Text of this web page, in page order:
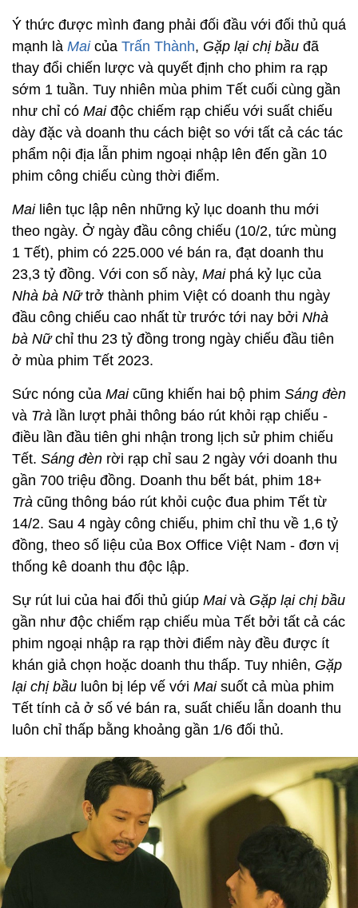
Ý thức được mình đang phải đối đầu với đối thủ quá
mạnh là Maicủa Trấn Thành, Gặp lại chị bầu đã
thay đổi chiến lược và quyết định cho phim ra rạp
sớm 1 tuần. Tuy nhiên mùa phim Tết cuối cùng gần
như chỉ có Maiđộc chiếm rạp chiếu với suất chiếu
dày đặc và doanh thu cách biệt so với tất cả các tác
phẩm nội địa lẫn phim ngoại nhập lên đến gần 10
phim công chiếu cùng thời điểm.
Mai liên tục lập nên những kỷ lục doanh thu mới
theo ngày. Ở ngày đầu công chiếu (10/2, tức mùng
1 Tết), phim có 225.000 vé bán ra, đạt doanh thu
23,3 tỷ đồng. Với con số này, Mai phá kỷ lục của
Nhà bà Nữtrở thành phim Việt có doanh thu ngày
đầu công chiếu cao nhất từ trước tới nay bởi Nhà
bà Nữchỉ thu 23 tỷ đồng trong ngày chiếu đầu tiên
ở mùa phim Tết 2023.
Sức nóng của Mai cũng khiến hai bộ phim Sáng đèn
và Trà lần lượt phải thông báo rút khỏi rạp chiếu -
điều lần đầu tiên ghi nhận trong lịch sử phim chiếu
Tết. Sáng đèn rời rạp chỉ sau 2 ngày với doanh thu
gần 700 triệu đồng. Doanh thu bết bát, phim 18+
Trà cũng thông báo rút khỏi cuộc đua phim Tết từ
14/2. Sau 4 ngày công chiếu, phim chỉ thu về 1,6 tỷ
đồng, theo số liệu của Box Office Việt Nam - đơn vị
thống kê doanh thu độc lập.
Sự rút lui của hai đối thủ giúp Mai và Gặp lại chị bầu
gần như độc chiếm rạp chiếu mùa Tết bởi tất cả các
phim ngoại nhập ra rạp thời điểm này đều được ít
khán giả chọn hoặc doanh thu thấp. Tuy nhiên, Gặp
lại chị bầu luôn bị lép vế với Mai suốt cả mùa phim
Tết tính cả ở số vé bán ra, suất chiếu lẫn doanh thu
luôn chỉ thấp bằng khoảng gần 1/6 đối thủ.